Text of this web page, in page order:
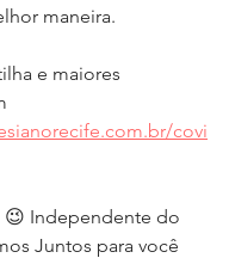
maneira.
e maiores
covi
😉 Independente do
Juntos para você